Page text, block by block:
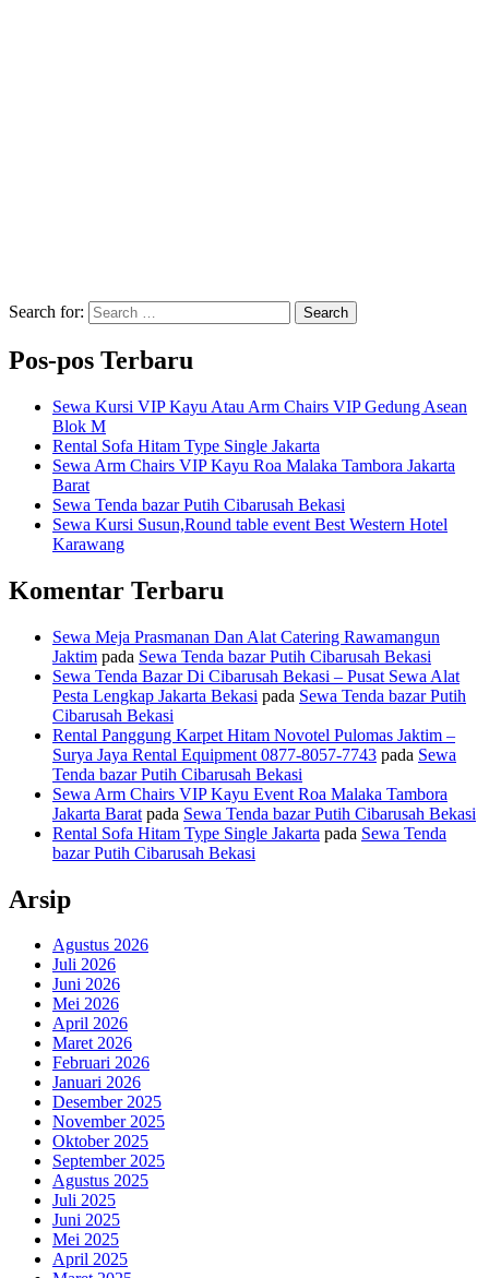
Search for: Search
Pos-pos Terbaru
Sewa Kursi VIP Kayu Atau Arm Chairs VIP Gedung Asean
Blok M
Rental Sofa Hitam Type Single Jakarta
Sewa Arm Chairs VIP Kayu Roa Malaka Tambora Jakarta
Barat
Sewa Tenda bazar Putih Cibarusah Bekasi
Sewa Kursi Susun,Round table event Best Western Hotel
Karawang
Komentar Terbaru
Sewa Meja Prasmanan Dan Alat Catering Rawamangun
Jaktim pada Sewa Tenda bazar Putih Cibarusah Bekasi
Sewa Tenda Bazar Di Cibarusah Bekasi – Pusat Sewa Alat
Pesta Lengkap Jakarta Bekasi pada Sewa Tenda bazar Putih
Cibarusah Bekasi
Rental Panggung Karpet Hitam Novotel Pulomas Jaktim –
Surya Jaya Rental Equipment 0877-8057-7743 pada Sewa
Tenda bazar Putih Cibarusah Bekasi
Sewa Arm Chairs VIP Kayu Event Roa Malaka Tambora
Jakarta Barat pada Sewa Tenda bazar Putih Cibarusah Bekasi
Rental Sofa Hitam Type Single Jakarta pada Sewa Tenda
bazar Putih Cibarusah Bekasi
Arsip
Agustus 2026
Juli 2026
Juni 2026
Mei 2026
April 2026
Maret 2026
Februari 2026
Januari 2026
Desember 2025
November 2025
Oktober 2025
September 2025
Agustus 2025
Juli 2025
Juni 2025
Mei 2025
April 2025